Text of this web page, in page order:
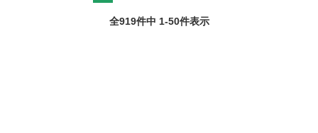
全919件中 1-50件表示